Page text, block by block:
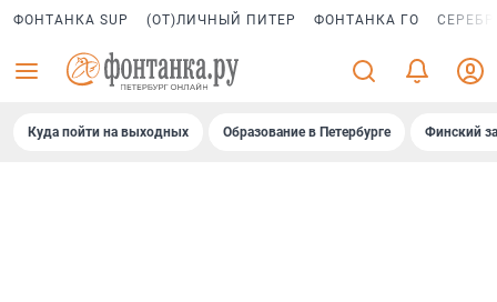
ФОНТАНКА SUP (ОТ)ЛИЧНЫЙ ПИТЕР ФОНТАНКА ГО
Куда пойти на выходных Образование в Петербурге Финский